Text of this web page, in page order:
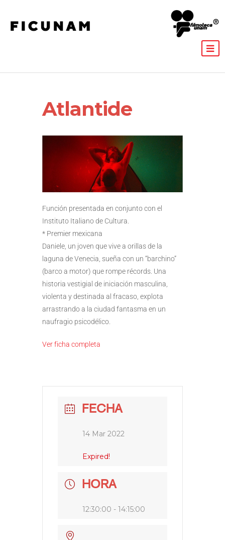
Atlantide
Función presentada en conjunto con el
Instituto Italiano de Cultura.
* Premier mexicana
Daniele, un joven que vive a orillas de la
laguna de Venecia, sueña con un “barchino”
(barco a motor) que rompe récords. Una
historia vestigial de iniciación masculina,
violenta y destinada al fracaso, explota
arrastrando a la ciudad fantasma en un
naufragio psicodélico.
Ver ficha completa
FECHA
14 Mar 2022
Expired!
HORA
12:30:00 - 14:15:00